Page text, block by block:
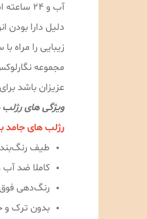
دلیل دارا
زیبایی را
عزیزان باشد برای هرگونه
ویژگی های
رژلب های جامد
طیف
کاملا ضد آب و 24
رنگ‌دهی
بدون ترک